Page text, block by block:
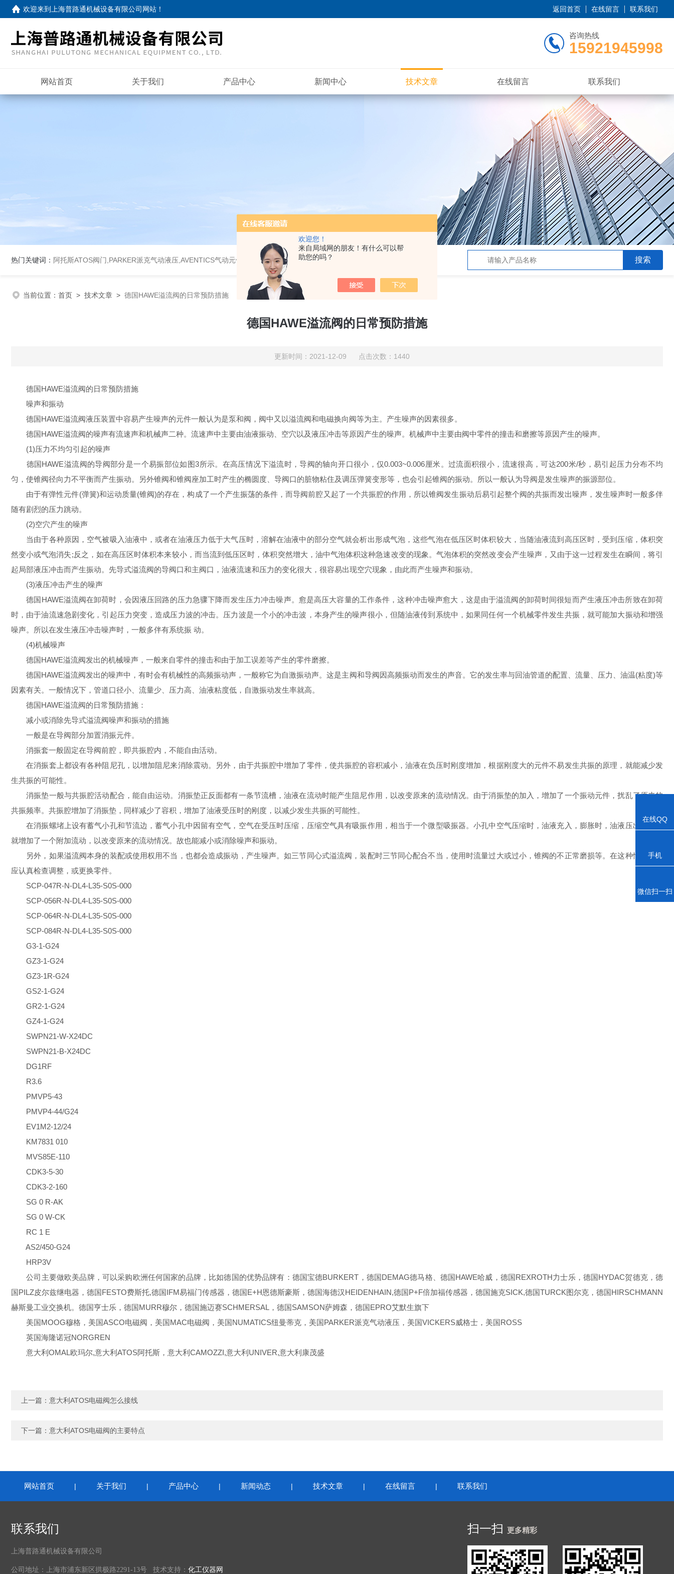
欢迎您！
来自局域网的朋友！有什么可以帮
助您的吗？
欢迎来到 上海普路通机械设备有限公司网站 ！ 返回首页 在线留言 联系我们
咨询热线
15921945998
网站首页 关于我们 产品中心 新闻中心 技术文章 在线留言 联系我们
热门关键词： 阿托斯ATOS阀门,PARKER派克气动液压,AVENTICS气动元件
当前位置： 首页 > 技术文章 > 德国HAWE溢流阀的日常预防措施
德国HAWE溢流阀的日常预防措施
更新时间：2021-12-09 点击次数：1440
德国HAWE溢流阀的日常预防措施
噪声和振动
德国HAWE溢流阀液压装置中容易产生噪声的元件一般认为是泵和阀，阀中又以溢流阀和电磁换向阀等为主。产生噪声的因素很多。
德国HAWE溢流阀的噪声有流速声和机械声二种。流速声中主要由油液振动、空穴以及液压冲击等原因产生的噪声。机械声中主要由阀中零件的撞击和磨擦等原因产生的噪声。
(1)压力不均匀引起的噪声
德国HAWE溢流阀的导阀部分是一个易振部位如图3所示。在高压情况下溢流时，导阀的轴向开口很小，仅0.003~0.006厘米。过流面积很小，流速很高，可达200米/秒，易引起压力分布不均
匀，使锥阀径向力不平衡而产生振动。另外锥阀和锥阀座加工时产生的椭圆度、导阀口的脏物粘住及调压弹簧变形等，也会引起锥阀的振动。所以一般认为导阀是发生噪声的振源部位。
由于有弹性元件(弹簧)和运动质量(锥阀)的存在，构成了一个产生振荡的条件，而导阀前腔又起了一个共振腔的作用，所以锥阀发生振动后易引起整个阀的共振而发出噪声，发生噪声时一般多伴
随有剧烈的压力跳动。
(2)空穴产生的噪声
当由于各种原因，空气被吸入油液中，或者在油液压力低于大气压时，溶解在油液中的部分空气就会析出形成气泡，这些气泡在低压区时体积较大，当随油液流到高压区时，受到压缩，体积突
然变小或气泡消失;反之，如在高压区时体积本来较小，而当流到低压区时，体积突然增大，油中气泡体积这种急速改变的现象。气泡体积的突然改变会产生噪声，又由于这一过程发生在瞬间，将引
起局部液压冲击而产生振动。先导式溢流阀的导阀口和主阀口，油液流速和压力的变化很大，很容易出现空穴现象，由此而产生噪声和振动。
(3)液压冲击产生的噪声
德国HAWE溢流阀在卸荷时，会因液压回路的压力急骤下降而发生压力冲击噪声。愈是高压大容量的工作条件，这种冲击噪声愈大，这是由于溢流阀的卸荷时间很短而产生液压冲击所致在卸荷
时，由于油流速急剧变化，引起压力突变，造成压力波的冲击。压力波是一个小的冲击波，本身产生的噪声很小，但随油液传到系统中，如果同任何一个机械零件发生共振，就可能加大振动和增强
噪声。所以在发生液压冲击噪声时，一般多伴有系统振 动。
(4)机械噪声
德国HAWE溢流阀发出的机械噪声，一般来自零件的撞击和由于加工误差等产生的零件磨擦。
德国HAWE溢流阀发出的噪声中，有时会有机械性的高频振动声，一般称它为自激振动声。这是主阀和导阀因高频振动而发生的声音。它的发生率与回油管道的配置、流量、压力、油温(粘度)等
因素有关。一般情况下，管道口径小、流量少、压力高、油液粘度低，自激振动发生率就高。
德国HAWE溢流阀的日常预防措施：
减小或消除先导式溢流阀噪声和振动的措施
一般是在导阀部分加置消振元件。
消振套一般固定在导阀前腔，即共振腔内，不能自由活动。
在消振套上都设有各种阻尼孔，以增加阻尼来消除震动。另外，由于共振腔中增加了零件，使共振腔的容积减小，油液在负压时刚度增加，根据刚度大的元件不易发生共振的原理，就能减少发
生共振的可能性。
消振垫一般与共振腔活动配合，能自由运动。消振垫正反面都有一条节流槽，油液在流动时能产生阻尼作用，以改变原来的流动情况。由于消振垫的加入，增加了一个振动元件，扰乱了原来的
共振频率。共振腔增加了消振垫，同样减少了容积，增加了油液受压时的刚度，以减少发生共振的可能性。
在消振螺堵上设有蓄气小孔和节流边，蓄气小孔中因留有空气，空气在受压时压缩，压缩空气具有吸振作用，相当于一个微型吸振器。小孔中空气压缩时，油液充入，膨胀时，油液压出，这样
就增加了一个附加流动，以改变原来的流动情况。故也能减小或消除噪声和振动。
另外，如果溢流阀本身的装配或使用权用不当，也都会造成振动，产生噪声。如三节同心式溢流阀，装配时三节同心配合不当，使用时流量过大或过小，锥阀的不正常磨损等。在这种情况下，
应认真检查调整，或更换零件。
SCP-047R-N-DL4-L35-S0S-000
SCP-056R-N-DL4-L35-S0S-000
SCP-064R-N-DL4-L35-S0S-000
SCP-084R-N-DL4-L35-S0S-000
G3-1-G24
GZ3-1-G24
GZ3-1R-G24
GS2-1-G24
GR2-1-G24
GZ4-1-G24
SWPN21-W-X24DC
SWPN21-B-X24DC
DG1RF
R3.6
PMVP5-43
PMVP4-44/G24
EV1M2-12/24
KM7831 010
MVS85E-110
CDK3-5-30
CDK3-2-160
SG 0 R-AK
SG 0 W-CK
RC 1 E
AS2/450-G24
HRP3V
公司主要做欧美品牌，可以采购欧洲任何国家的品牌，比如德国的优势品牌有：德国宝德BURKERT，德国DEMAG德马格、德国HAWE哈威，德国REXROTH力士乐，德国HYDAC贺德克，德
国PILZ皮尔兹继电器，德国FESTO费斯托,德国IFM易福门传感器，德国E+H恩德斯豪斯，德国海德汉HEIDENHAIN,德国P+F倍加福传感器，德国施克SICK,德国TURCK图尔克，德国HIRSCHMANN
赫斯曼工业交换机。德国亨士乐，德国MURR穆尔，德国施迈赛SCHMERSAL，德国SAMSON萨姆森，德国EPRO艾默生旗下
美国MOOG穆格，美国ASCO电磁阀，美国MAC电磁阀，美国NUMATICS纽曼蒂克，美国PARKER派克气动液压，美国VICKERS威格士，美国ROSS
英国海隆诺冠NORGREN
意大利OMAL欧玛尔,意大利ATOS阿托斯，意大利CAMOZZI,意大利UNIVER,意大利康茂盛
上一篇： 意大利ATOS电磁阀怎么接线
下一篇： 意大利ATOS电磁阀的主要特点
网站首页 | 关于我们 | 产品中心 | 新闻动态 | 技术文章 | 在线留言 | 联系我们
联系我们
上海普路通机械设备有限公司
公司地址：上海市浦东新区拱极路2291-13号 技术支持： 化工仪器网
扫一扫 更多精彩
在线QQ
手机
微信扫一扫